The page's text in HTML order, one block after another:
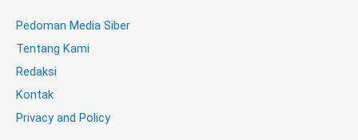
Pedoman Media Siber
Tentang Kami
Redaksi
Kontak
Privacy and Policy